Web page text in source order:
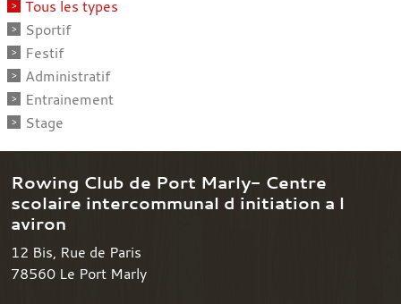
Tous les types
Sportif
Festif
Administratif
Entrainement
Stage
Rowing Club de Port Marly- Centre
scolaire intercommunal d initiation a l
aviron
12 Bis, Rue de Paris
78560 Le Port Marly